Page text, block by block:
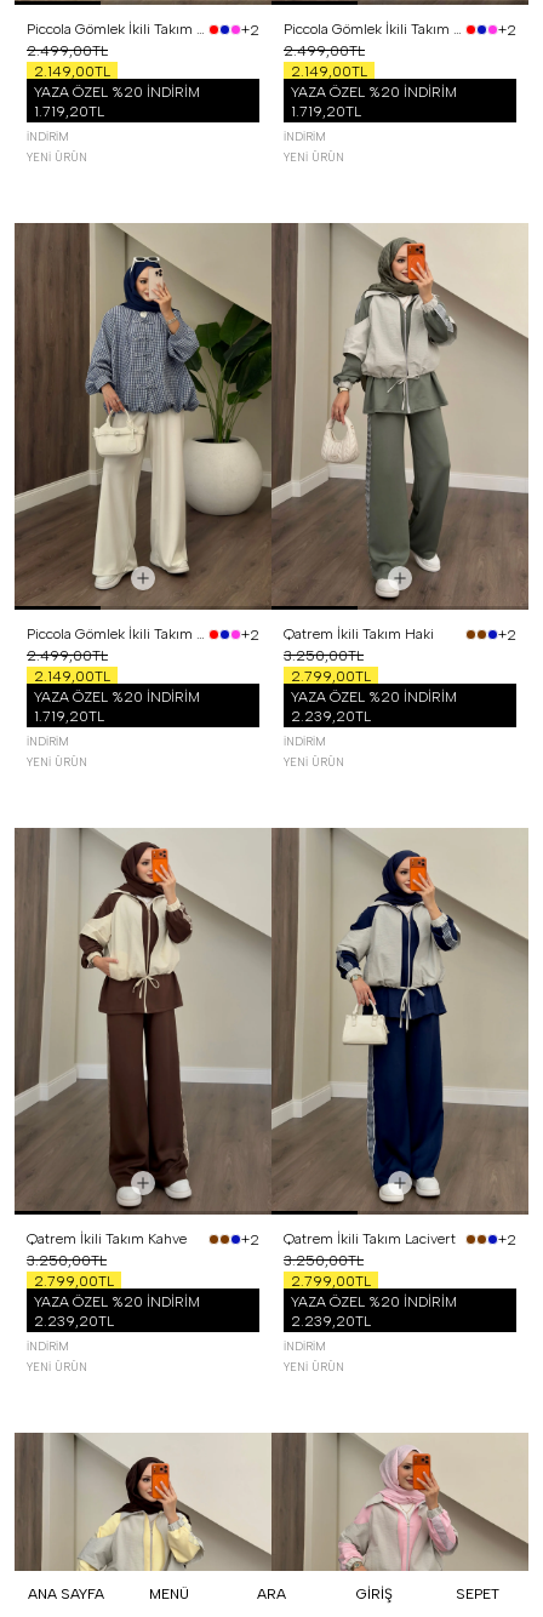
ANA SAYFA MENÜ ARA GİRİŞ SEPET
Piccola Gömlek İkili Takım Sarı
+2
2.499,00TL
2.149,00TL
YAZA ÖZEL %20 İNDİRİM
1.719,20TL
İNDIRIM
YENI ÜRÜN
Piccola Gömlek İkili Takım Pembe
+2
2.499,00TL
2.149,00TL
YAZA ÖZEL %20 İNDİRİM
1.719,20TL
İNDIRIM
YENI ÜRÜN
Piccola Gömlek İkili Takım Lacivert
+2
2.499,00TL
2.149,00TL
YAZA ÖZEL %20 İNDİRİM
1.719,20TL
İNDIRIM
YENI ÜRÜN
Qatrem İkili Takım Haki
+2
3.250,00TL
2.799,00TL
YAZA ÖZEL %20 İNDİRİM
2.239,20TL
İNDIRIM
YENI ÜRÜN
Qatrem İkili Takım Kahve
+2
3.250,00TL
2.799,00TL
YAZA ÖZEL %20 İNDİRİM
2.239,20TL
İNDIRIM
YENI ÜRÜN
Qatrem İkili Takım Lacivert
+2
3.250,00TL
2.799,00TL
YAZA ÖZEL %20 İNDİRİM
2.239,20TL
İNDIRIM
YENI ÜRÜN